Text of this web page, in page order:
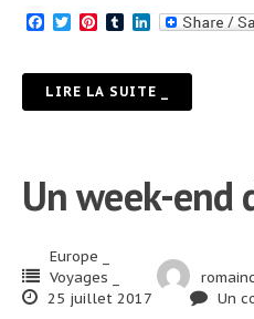
Facebook
TwitterPinterest
TumblrLinkedIn
LIRE LA SUITE _
Un week-end
Europe _
Voyages _
25 juillet 2017
Un